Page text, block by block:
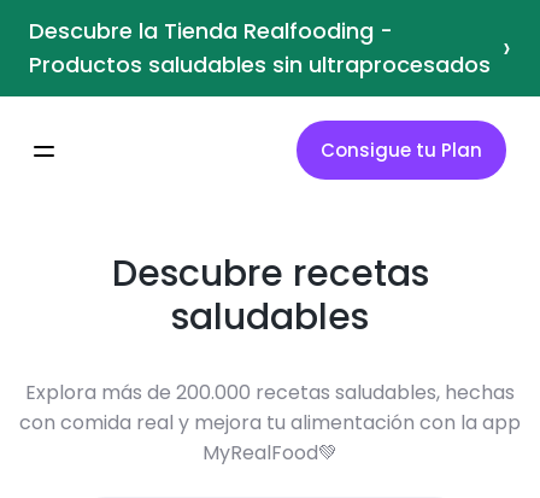
Descubre la Tienda Realfooding -
Productos saludables sin ultraprocesados ›
Consigue tu Plan
Descubre recetas
saludables
Explora más de 200.000 recetas saludables, hechas
con comida real y mejora tu alimentación con la app
MyRealFood💚